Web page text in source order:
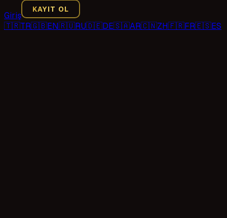
Giriş
KAYIT OL
🇹🇷TR🇬🇧EN🇷🇺RU🇩🇪DE🇸🇦AR🇨🇳ZH🇫🇷FR🇪🇸ES